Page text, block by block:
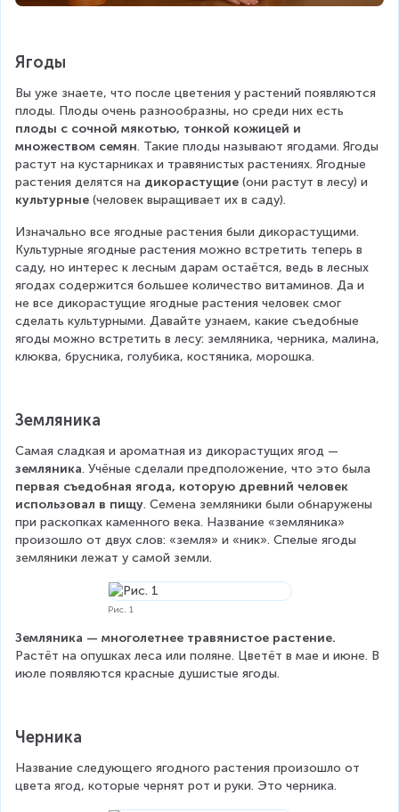
Ягоды
Вы уже знаете, что после цветения у растений появляются
плоды. Плоды очень разнообразны, но среди них есть
плоды с сочной мякотью, тонкой кожицей и
множеством семян. Такие плоды называют ягодами. Ягоды
растут на кустарниках и травянистых растениях. Ягодные
растения делятся на дикорастущие (они растут в лесу) и
культурные (человек выращивает их в саду).
Изначально все ягодные растения были дикорастущими.
Культурные ягодные растения можно встретить теперь в
саду, но интерес к лесным дарам остаётся, ведь в лесных
ягодах содержится большее количество витаминов. Да и
не все дикорастущие ягодные растения человек смог
сделать культурными. Давайте узнаем, какие съедобные
ягоды можно встретить в лесу: земляника, черника, малина,
клюква, брусника, голубика, костяника, морошка.
Земляника
Самая сладкая и ароматная из дикорастущих ягод —
земляника. Учёные сделали предположение, что это была
первая съедобная ягода, которую древний человек
использовал в пищу. Семена земляники были обнаружены
при раскопках каменного века. Название «земляника»
произошло от двух слов: «земля» и «ник». Спелые ягоды
земляники лежат у самой земли.
Рис. 1
Земляника — многолетнее травянистое растение.
Растёт на опушках леса или поляне. Цветёт в мае и июне. В
июле появляются красные душистые ягоды.
Черника
Название следующего ягодного растения произошло от
цвета ягод, которые чернят рот и руки. Это черника.